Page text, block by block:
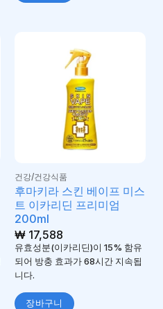
건강/건강식품
후마키라 스킨 베이프 미스
트 이카리딘 프리미엄
200ml
₩17,588
유효성분(이카리딘)이 15% 함유
되어 방충 효과가 68시간 지속됩
니다.
장바구니